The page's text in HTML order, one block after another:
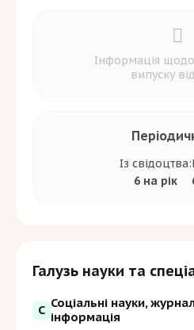
Галузь науки та
С Соціальні науки,
інформація
Інформація
випуску
Із свідоцтва:
6 на рік